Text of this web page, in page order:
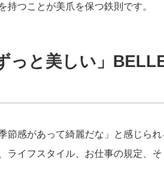
つことが美爪を保つ鉄則です。
っと美しい」
節感があって綺麗だな」と感じら
ライフスタイル、お仕事の規定、